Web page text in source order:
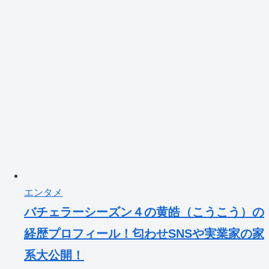
エンタメ
バチェラーシーズン４の黄皓（こうこう）の
経歴プロフィール！匂わせSNSや実業家の家
系大公開！